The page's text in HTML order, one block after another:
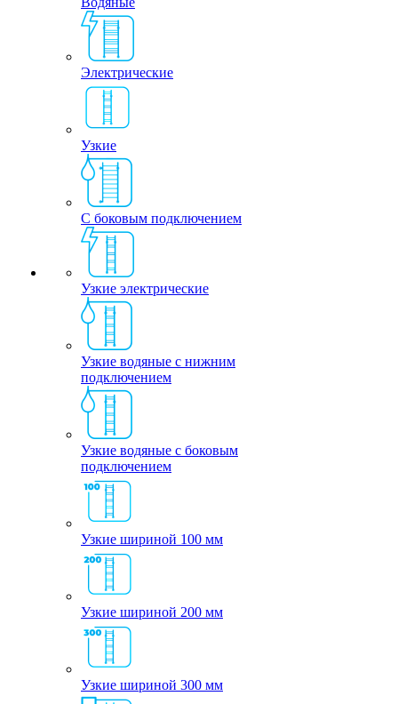
Электрические
Узкие
С боковым подключением
Узкие электрические
Узкие водяные с нижним
подключением
Узкие водяные с боковым
подключением
Узкие шириной 100 мм
Узкие шириной 200 мм
Узкие шириной 300 мм